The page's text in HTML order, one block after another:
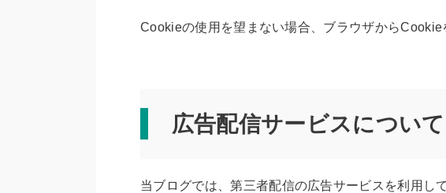
Cookieの使用を望まない場合、ブラウザからCookie
広告配信サービスについて
当ブログでは、第三者配信の広告サービスを利用し